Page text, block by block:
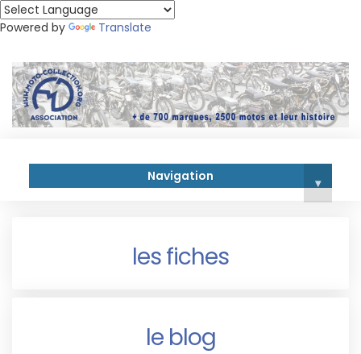
Powered by Translate
Navigation ▾
les fiches
le blog